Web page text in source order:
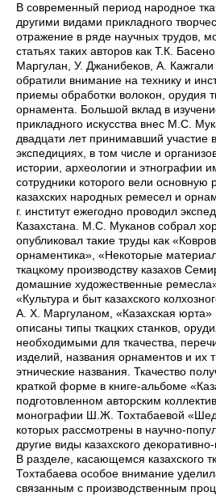
В современный период народное
другими видами прикладного
отражение в ряде научных трудов,
статьях таких авторов как Т.К.
Маргулан, У. Джанибеков, А.
обратили внимание на технику и
приемы обработки волокон, орудия
орнамента. Большой вклад в
прикладного искусства внес М.С.
двадцати лет принимавший участие
экспедициях, в том числе и
истории, археологии и этнографии
сотрудники которого вели основную
казахских народных ремесел и
г. институт ежегодно проводил
Казахстана. М.С. Муканов собрал
опубликовал такие труды как
орнаментика», «Некоторые
ткацкому производству казахов
домашние художественные
«Культура и быт казахского
А. Х. Маргуланом, «Казахская
описаны типы ткацких станков,
необходимыми для ткачества,
изделий, названия орнаментов и их
этнические названия. Ткачество
краткой форме в книге-альбоме
подготовленном авторским
монографии Ш.Ж. Тохтабаевой
которых рассмотрены в научно-
другие виды казахского
В разделе, касающемся казахского
Тохтабаева особое внимание
связанным с производственным